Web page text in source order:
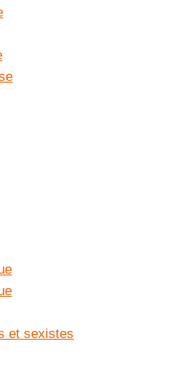
et sexistes